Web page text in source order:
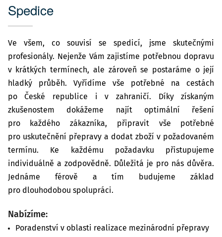
Spedice
Ve všem, co souvisí se spedicí, jsme skutečnými
profesionály. Nejenže Vám zajistíme potřebnou dopravu
v krátkých termínech, ale zároveň se postaráme o její
hladký průběh. Vyřídíme vše potřebné na cestách
po České republice i v zahraničí. Díky získaným
zkušenostem dokážeme najít optimální řešení
pro každého zákazníka, připravit vše potřebné
pro uskutečnění přepravy a dodat zboží v požadovaném
termínu. Ke každému požadavku přistupujeme
individuálně a zodpovědně. Důležitá je pro nás důvěra.
Jednáme férově a tím budujeme základ
pro dlouhodobou spolupráci.
Nabízíme:
Poradenství v oblasti realizace mezinárodní přepravy